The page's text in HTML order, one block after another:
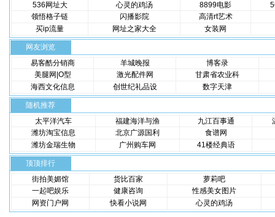
536网址大
心灵的鸡汤 8899电影
领悟格子链
闪播影院
高清rt艺术
买ip流量
网址之家大全 女装网
网友浏览
易客酷分销商
羊城晚报
博客录
美腿网|O型
激光配件网
甘肃省农业科
海西文化信息
创世纪礼品设 数字天津
随机推荐
太平洋汽车
福建海洋与渔 九江百事通
潍坊淘宝信息
北京广源国利
食谱网
潍坊金瑞生物
广州购车网 41楼经典语
顶顶排行
街拍美媚馆
货比百家
萝莉吧
一起吧娱乐
健康咨询
性感美女图片
网资门户网
快看小说网 心灵的鸡汤